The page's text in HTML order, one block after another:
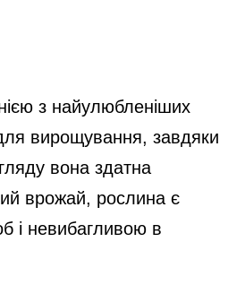
з найулюбленіших
вирощування, завдяки
вона здатна
врожай, рослина є
і невибагливою в